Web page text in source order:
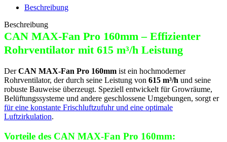
Beschreibung
Beschreibung
CAN MAX-Fan Pro 160mm – Effizienter
Rohrventilator mit 615 m³/h Leistung
DerCAN MAX-Fan Pro 160mm ist ein hochmoderner
Rohrventilator, der durch seine Leistung von 615 m³/h und seine
robuste Bauweise überzeugt. Speziell entwickelt für Growräume,
Belüftungssysteme und andere geschlossene Umgebungen, sorgt er
für eine konstante Frischluftzufuhr und eine optimale
Luftzirkulation.
Vorteile des CAN MAX-Fan Pro 160mm: